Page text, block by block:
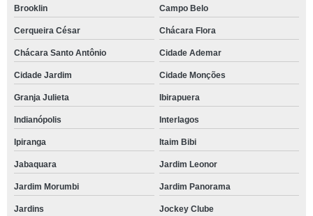
Brooklin Campo Belo
Cerqueira César Chácara Flora
Chácara Santo Antônio Cidade Ademar
Cidade Jardim Cidade Monções
Granja Julieta Ibirapuera
Indianópolis Interlagos
Ipiranga Itaim Bibi
Jabaquara Jardim Leonor
Jardim Morumbi Jardim Panorama
Jardins Jockey Clube